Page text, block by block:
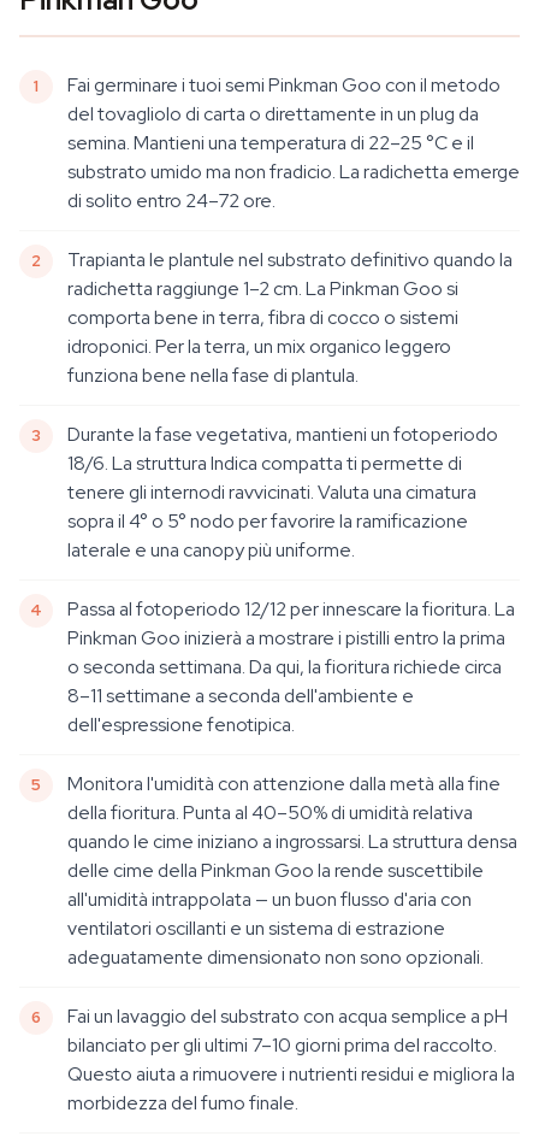
Fai germinare i tuoi semi Pinkman Goo con il metodo
del tovagliolo di carta o direttamente in un plug da
semina. Mantieni una temperatura di 22–25 °C e il
substrato umido ma non fradicio. La radichetta emerge
di solito entro 24–72 ore.
Trapianta le plantule nel substrato definitivo quando la
radichetta raggiunge 1–2 cm. La Pinkman Goo si
comporta bene in terra, fibra di cocco o sistemi
idroponici. Per la terra, un mix organico leggero
funziona bene nella fase di plantula.
Durante la fase vegetativa, mantieni un fotoperiodo
18/6. La struttura Indica compatta ti permette di
tenere gli internodi ravvicinati. Valuta una cimatura
sopra il 4° o 5° nodo per favorire la ramificazione
laterale e una canopy più uniforme.
Passa al fotoperiodo 12/12 per innescare la fioritura. La
Pinkman Goo inizierà a mostrare i pistilli entro la prima
o seconda settimana. Da qui, la fioritura richiede circa
8–11 settimane a seconda dell'ambiente e
dell'espressione fenotipica.
Monitora l'umidità con attenzione dalla metà alla fine
della fioritura. Punta al 40–50% di umidità relativa
quando le cime iniziano a ingrossarsi. La struttura densa
delle cime della Pinkman Goo la rende suscettibile
all'umidità intrappolata — un buon flusso d'aria con
ventilatori oscillanti e un sistema di estrazione
adeguatamente dimensionato non sono opzionali.
Fai un lavaggio del substrato con acqua semplice a pH
bilanciato per gli ultimi 7–10 giorni prima del raccolto.
Questo aiuta a rimuovere i nutrienti residui e migliora la
morbidezza del fumo finale.